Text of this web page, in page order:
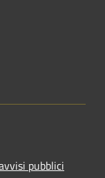
pubblici